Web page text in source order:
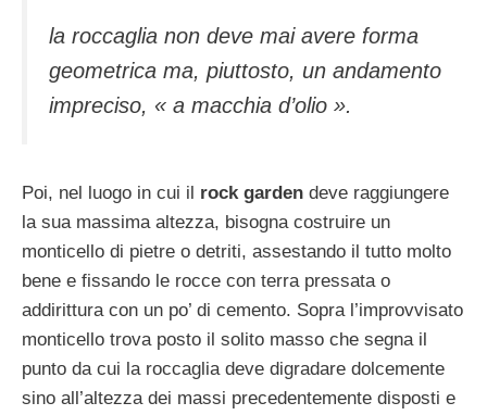
la roccaglia non deve mai ave­re forma
geometrica ma, piuttosto, un anda­mento
impreciso, « a macchia d’olio ».
Poi, nel luogo in cui il rock garden deve raggiun­gere
la sua massima altezza, bisogna costrui­re un
monticello di pietre o detriti, assestan­do il tutto molto
bene e fissando le rocce con terra pressata o
addirittura con un po’ di cemento. Sopra l’improvvisato
monticello trova posto il solito masso che segna il
pun­to da cui la roccaglia deve digradare dolce­mente
sino all’altezza dei massi precedente­mente disposti e